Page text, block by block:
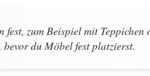
zum Beispiel mit Teppichen
du Möbel fest platzierst.